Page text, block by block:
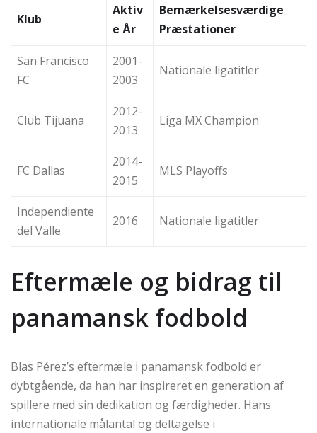
Klub
Aktiv
e År
Bemærkelsesværdige
Præstationer
San Francisco
FC
2001-
2003
Nationale ligatitler
Club Tijuana
2012-
2013
Liga MX Champion
FC Dallas
2014-
2015
MLS Playoffs
Independiente
del Valle
2016 Nationale ligatitler
Eftermæle og bidrag til
panamansk fodbold
Blas Pérez’s eftermæle i panamansk fodbold er
dybtgående, da han har inspireret en generation af
spillere med sin dedikation og færdigheder. Hans
internationale målantal og deltagelse i